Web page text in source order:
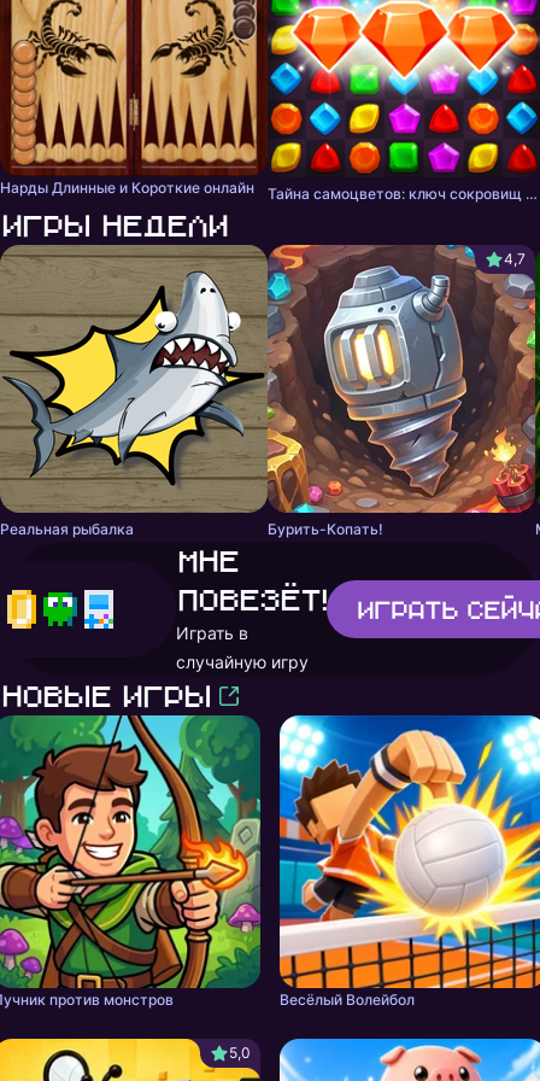
Нарды Длинные и Короткие онлайн Тайна самоцветов: ключ сокровищ - три в ряд
Игры недели
Реальная рыбалка
4,7
Бурить-Копать!
Мне
повезёт!
Играть в
случайную игру
Играть
Новые игры
против монстров Весёлый Волейбол
5,0